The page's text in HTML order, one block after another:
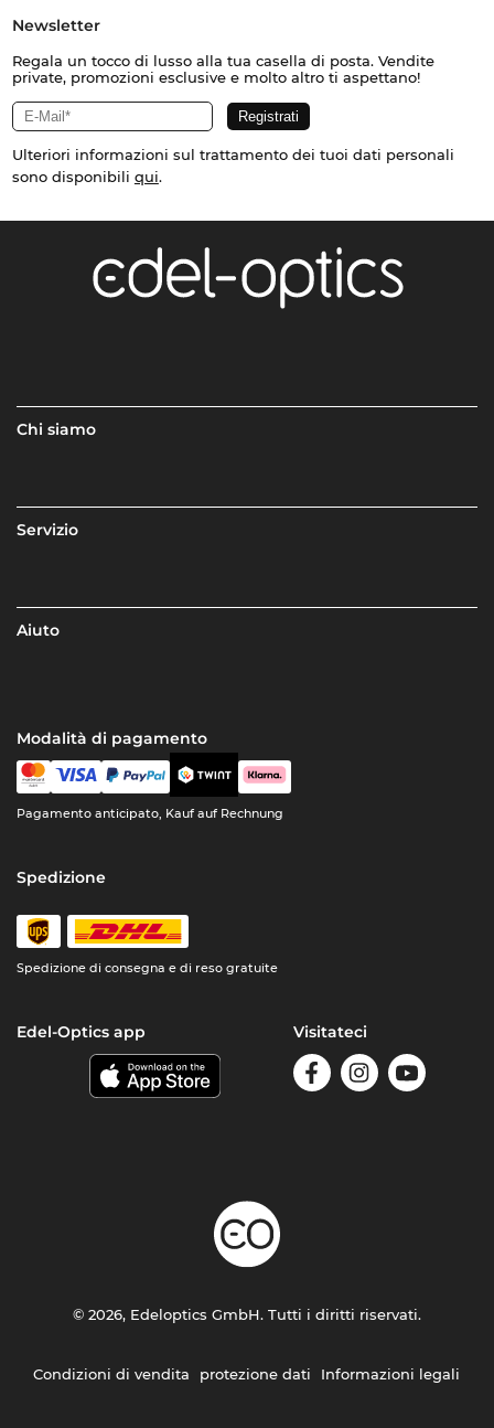
Newsletter
Regala un tocco di lusso alla tua casella di posta. Vendite
private, promozioni esclusive e molto altro ti aspettano!
Ulteriori informazioni sul trattamento dei tuoi dati personali
sono disponibili qui.
Chi siamo
Servizio
Aiuto
Modalità di pagamento
Pagamento anticipato, Kauf auf Rechnung
Spedizione
Spedizione di consegna e di reso gratuite
Edel-Optics app Visitateci
Condizioni di vendita protezione dati Informazioni legali
© 2026, Edeloptics GmbH. Tutti i diritti riservati.